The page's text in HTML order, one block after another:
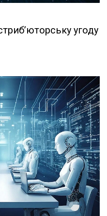
угоду